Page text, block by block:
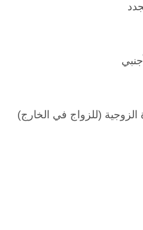
الزوجية (للزواج في الخارج)